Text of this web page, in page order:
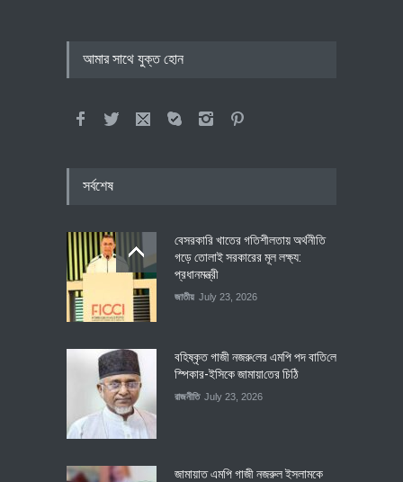
আমার সাথে যুক্ত হোন
সর্বশেষ
বেসরকারি খাতের গতিশীলতায় অর্থনীতি
গড়ে তোলাই সরকারের মূল লক্ষ্য:
প্রধানমন্ত্রী
জাতীয় July 23, 2026
বহিষ্কৃত গাজী নজরু‌লের এম‌পি পদ বা‌তি‌লে
স্পিকার-ইসিকে জামায়া‌তের চি‌ঠি
রাজনীতি July 23, 2026
জামায়াত এমপি গাজী নজরুল ইসলামকে